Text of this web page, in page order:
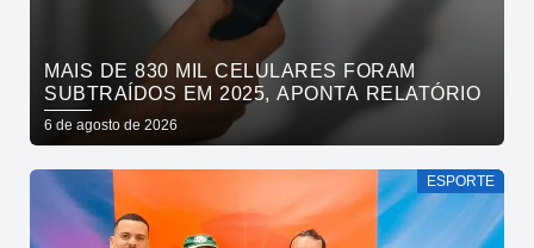
MAIS DE 830 MIL CELULARES FORAM
SUBTRAÍDOS EM 2025, APONTA RELATÓRIO
6 de agosto de 2026
ESPORTE